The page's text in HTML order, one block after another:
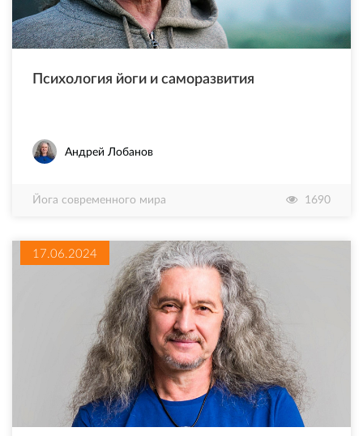
Психология йоги и саморазвития
Андрей Лобанов
Йога современного мира 1690
17.06.2024